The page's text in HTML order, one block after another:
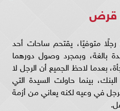
قرض
متوفيًا، يقتحم ساحات أحد
بالغة، وبمجرد وصول دورهما
بعدما لاحظ الجميع أن الرجل لا
بينما حاولت السيدة التي
في وعيه لكنه يعاني من أزمة